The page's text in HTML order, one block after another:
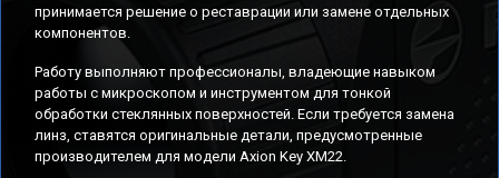
принимается решение о реставрации или замене отдельных
компонентов.
Работу выполняют профессионалы, владеющие навыком
работы с микроскопом и инструментом для тонкой
обработки стеклянных поверхностей. Если требуется замена
линз, ставятся оригинальные детали, предусмотренные
производителем для модели Axion Key XM22.